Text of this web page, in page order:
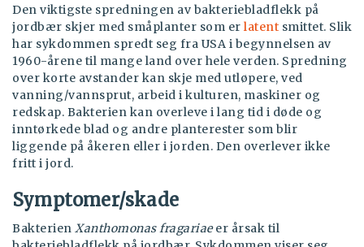
Den viktigste spredningen av bakteriebladflekk på
jordbær skjer med småplanter som er latent smittet. Slik
har sykdommen spredt seg fra USA i begynnelsen av
1960-årene til mange land over hele verden. Spredning
over korte avstander kan skje med utløpere, ved
vanning/vannsprut, arbeid i kulturen, maskiner og
redskap. Bakterien kan overleve i lang tid i døde og
inntørkede blad og andre planterester som blir
liggende på åkeren eller i jorden. Den overlever ikke
fritt i jord.
Symptomer/skade
Bakterien Xanthomonas fragariaeer årsak til